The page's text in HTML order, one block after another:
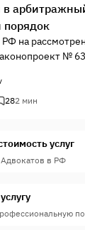
порядок
на
№
282 мин
услуг
в РФ